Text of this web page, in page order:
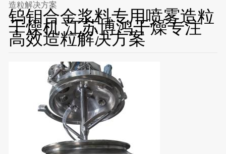
造粒解决方案
钨钼合金浆料专用喷雾造粒
干燥机 江苏博鸿干燥专注
高效造粒解决方案